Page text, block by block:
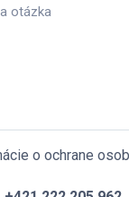
o ochrane